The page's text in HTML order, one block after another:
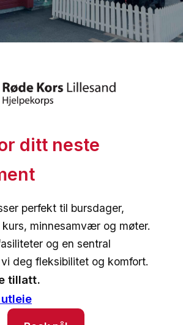
ditt neste
perfekt til bursdager,
kurs, minnesamvær og møter.
og en sentral
deg fleksibilitet og komfort.
tillatt.